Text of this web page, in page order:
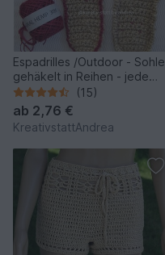
Espadrilles /Outdoor - Sohle
gehäkelt in Reihen - jede
Größe - Anleitung
(15)
ab 2,76 €
KreativstattAndrea